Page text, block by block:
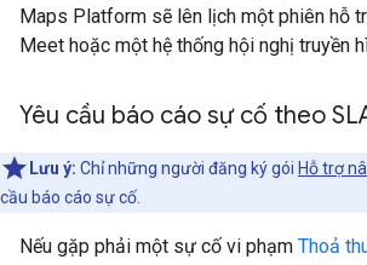
Maps Platform sẽ lên lịch một phiên hỗ
Meet hoặc một hệ thống hội nghị truyền
Yêu cầu báo cáo sự cố theo
Lưu ý: Chỉ những người đăng ký gói Hỗ trợ
cầu báo cáo sự cố.
Nếu gặp phải một sự cố vi phạm Thoả